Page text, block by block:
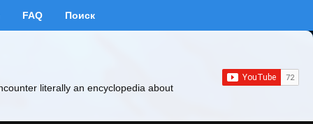
FAQ Поиск
literally an encyclopedia about